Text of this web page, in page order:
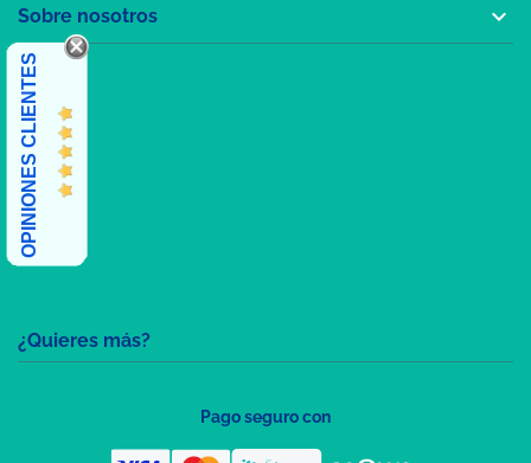
¿Quieres más?
Sobre nosotros 
OPINIONES CLIENTES
Pago seguro con